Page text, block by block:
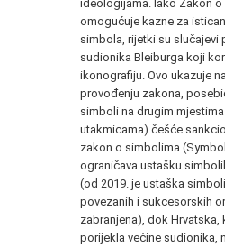
ideologijama. Iako Zakon o
omogućuje kazne za
simbola, rijetki su slučajevi
sudionika Bleiburga koji
ikonografiju. Ovo ukazuje
provođenju zakona,
simboli na drugim
utakmicama) češće
zakon o simbolima
ograničava ustašku
(od 2019. je ustaška
povezanih i sukcesorskih
zabranjena), dok Hrvatska,
porijekla većine sudionika,